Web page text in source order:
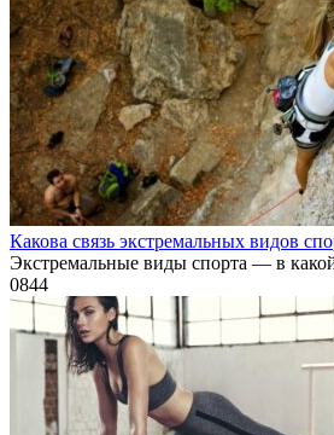
Какова связь экстремальных видов
Экстремальные виды спорта — в
0844